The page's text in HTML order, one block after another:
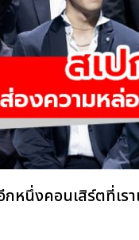
กหนึ่งคอนเสิร์ตที่เ